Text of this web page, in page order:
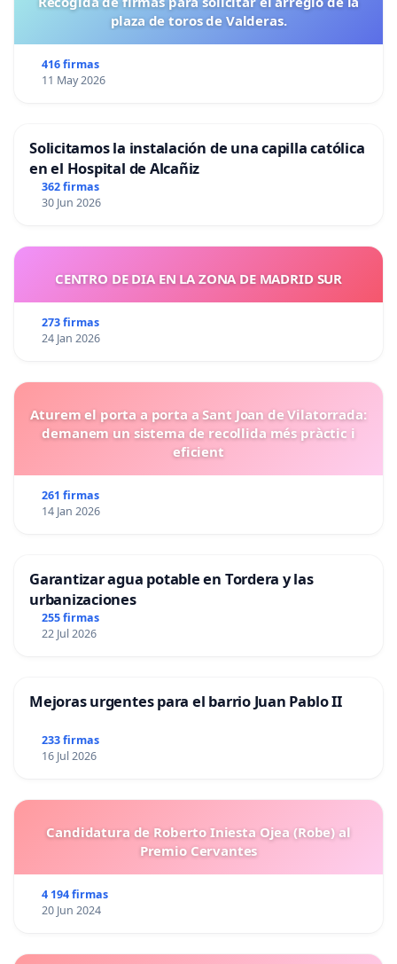
plaza de toros de Valderas.
416 firmas
11 May 2026
Solicitamos la instalación de una capilla católica
en el Hospital de Alcañiz
362 firmas
30 Jun 2026
CENTRO DE DIA EN LA ZONA DE MADRID SUR
273 firmas
24 Jan 2026
Aturem el porta a porta a Sant Joan de Vilatorrada:
demanem un sistema de recollida més pràctic i
eficient
261 firmas
14 Jan 2026
Garantizar agua potable en Tordera y las
urbanizaciones
255 firmas
22 Jul 2026
Mejoras urgentes para el barrio Juan Pablo II
233 firmas
16 Jul 2026
Candidatura de Roberto Iniesta Ojea (Robe) al
Premio Cervantes
4 194 firmas
20 Jun 2024